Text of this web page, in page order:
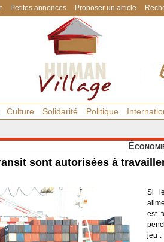
Petites annonces Proposer un article
Culture Solidarité Politique
sont autorisées à
Si
est
jeu :